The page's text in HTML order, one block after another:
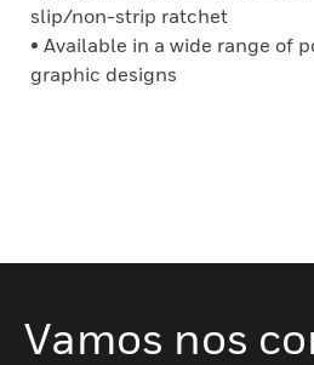
slip/non-strip ratchet
• Available in a wide range of
graphic designs
Vamos nos